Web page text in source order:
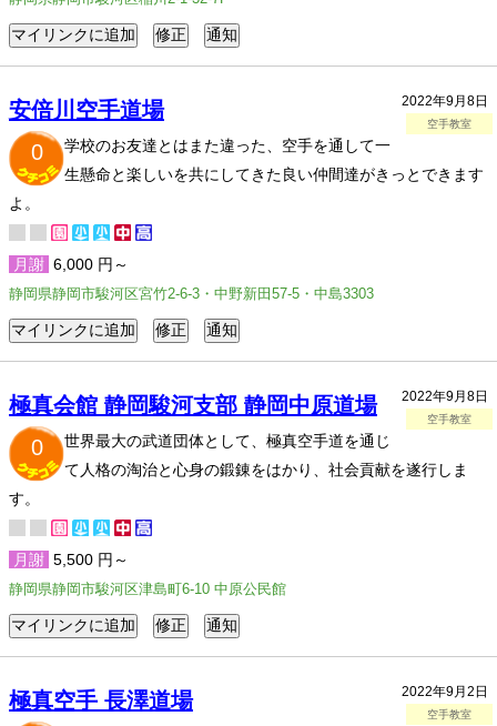
2022年9月8日
空手教室
安倍川空手道場
0
学校のお友達とはまた違った、空手を通して一
生懸命と楽しいを共にしてきた良い仲間達がきっとできます
よ。
月謝 6,000 円～
静岡県静岡市駿河区宮竹2-6-3・中野新田57-5・中島3303
2022年9月8日
空手教室
極真会館 静岡駿河支部 静岡中原道場
0
世界最大の武道団体として、極真空手道を通じ
て人格の淘治と心身の鍛錬をはかり、社会貢献を遂行しま
す。
月謝 5,500 円～
静岡県静岡市駿河区津島町6-10 中原公民館
2022年9月2日
空手教室
極真空手 長澤道場